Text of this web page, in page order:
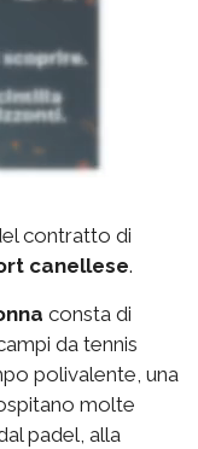
contratto di
canellese.
consta di
da tennis
polivalente, una
molte
padel, alla